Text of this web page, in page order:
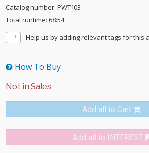
Catalog number: PWT103
Total runtime: 68:54
Help us by adding relevant tags for this
How To Buy
Add all to Cart
Add all to INTEREST